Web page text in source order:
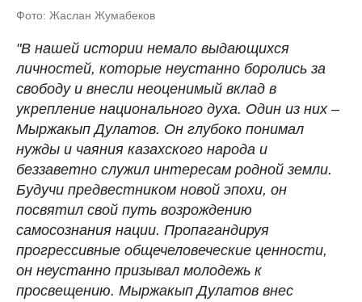
Фото: Жаслан Жумабеков
"В нашей истории немало выдающихся
личностей, которые неустанно боролись за
свободу и внесли неоценимый вклад в
укрепление национального духа. Один из них –
Мыржакып Дулатов. Он глубоко понимал
нужды и чаяния казахского народа и
беззаветно служил интересам родной земли.
Будучи предвестником новой эпохи, он
посвятил свой путь возрождению
самосознания нации. Пропагандируя
прогрессивные общечеловеческие ценности,
он неустанно призывал молодежь к
просвещению. Мыржакып Дулатов внес